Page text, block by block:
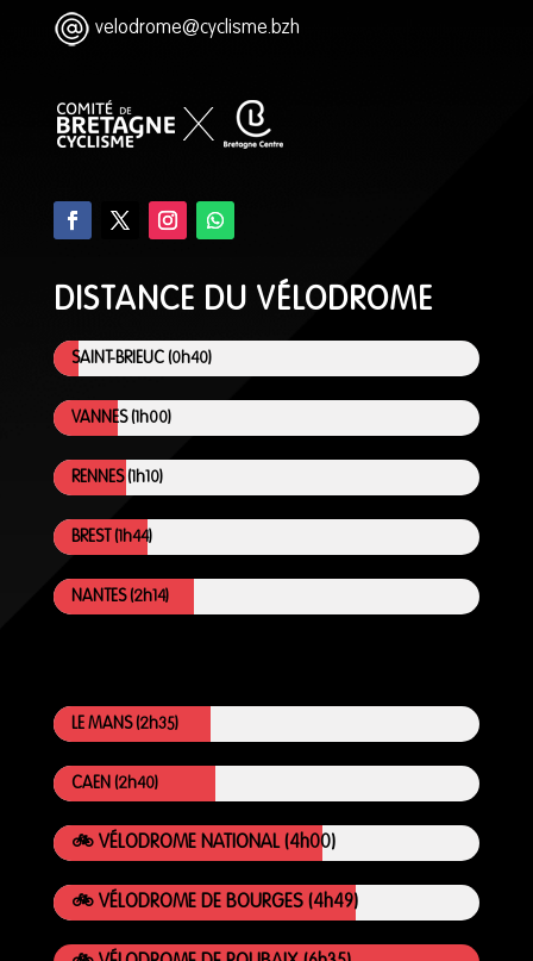
velodrome@cyclisme.bzh
DISTANCE DU VÉLODROME
SAINT-BRIEUC (0h40)
VANNES (1h00)
RENNES (1h10)
BREST (1h44)
NANTES (2h14)
LE MANS (2h35)
CAEN (2h40)
🚲 VÉLODROME NATIONAL (4h00)
🚲 VÉLODROME DE BOURGES (4h49)